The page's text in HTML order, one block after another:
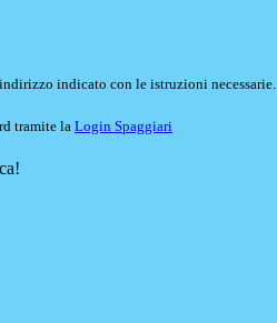
indicato con le istruzioni necessarie.
tramite la Login Spaggiari